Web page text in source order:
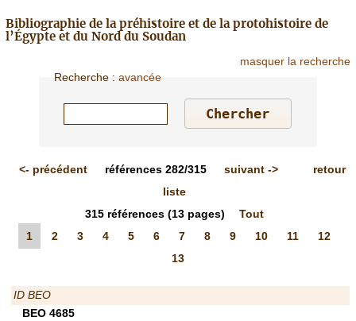
Bibliographie de la préhistoire et de la protohistoire de
l’Égypte et du Nord du Soudan
masquer la recherche
Recherche :avancée
<- précédent références282/315 suivant->
retour
liste
315 références(13 pages)
Tout
1
2 3 4 5 6 7 8 9 10 11
12
13
ID BEO
BEO 4685